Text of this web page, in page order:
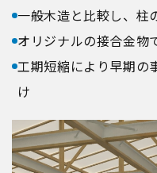
一般木造と比較し、柱
オリジナルの接合金物
工期短縮により早期の
け